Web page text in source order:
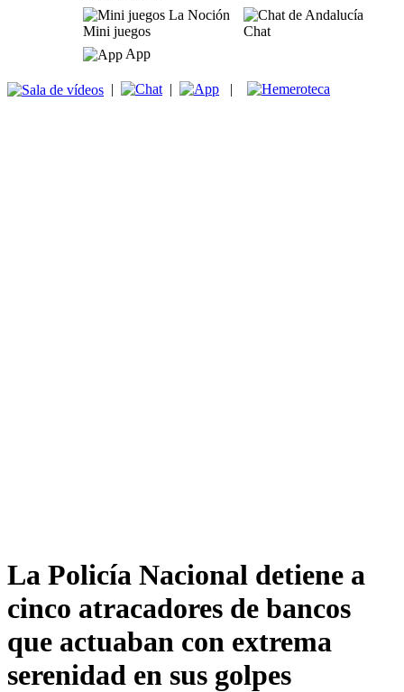
Mini juegos
Chat
App
| | |
La Policía Nacional detiene a
cinco atracadores de bancos
que actuaban con extrema
serenidad en sus golpes